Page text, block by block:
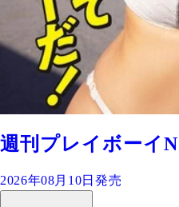
週刊プレイボーイ
2026年08月10日発売